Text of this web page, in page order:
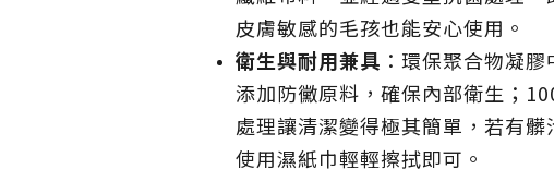
皮膚敏感的毛孩也能安心使用 。
衛生與耐用兼具 ：環保聚合物凝膠
添加防黴原料，確保內部衛生；
處理讓清潔變得極其簡單，若有髒
使用濕紙巾輕輕擦拭即可 。